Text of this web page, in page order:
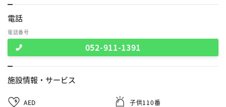
電話
電話番号
052-911-1391
施設情報・ サービス
AED 子供110番